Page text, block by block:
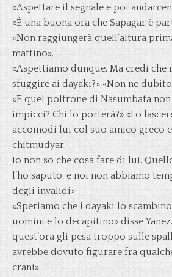
«Aspettare il segnale e poi
«É una buona ora che Sapagar è
«Non raggiungerà quell’altura
mattino».
«Aspettiamo dunque. Ma credi che
sfuggire ai dayaki?» «Non ne
«E quel poltrone di Nasumbata
impicci? Chi lo porterà?» «Lo
accomodi lui col suo amico greco
chitmudyar.
Io non so che cosa fare di lui.
l’ho saputo, e noi non abbiamo
degli invalidi».
«Speriamo che i dayaki lo
uomini e lo decapitino» disse
quest’ora gli pesa troppo sulle
avrebbe dovuto figurare fra
crani».